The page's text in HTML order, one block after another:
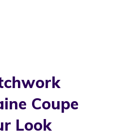
Coupe
Look